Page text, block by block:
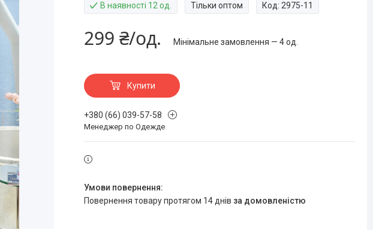
В наявності 12 од. Тільки оптом Код: 2975-11
299 ₴/од. Мінімальне замовлення — 4 од.
Купити
+380 (66) 039-57-58
Менеджер по Одежде
повернення товару протягом 14 днів за домовленістю